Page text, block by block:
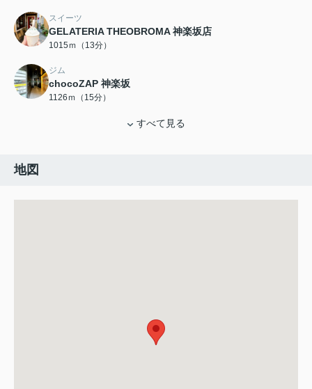
スイーツ
GELATERIA THEOBROMA 神楽坂店
1015ｍ（13分）
ジム
chocoZAP 神楽坂
1126ｍ（15分）
すべて見る
地図